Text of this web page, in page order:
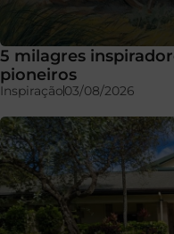
5 milagres
pioneiros
Inspiração03/08/2026